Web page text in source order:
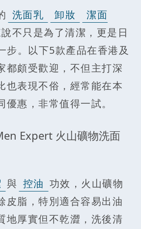
洗面乳 卸妝
潔面
說不只是為了清潔，更是日
步。以下5款產品在香港及
都頗受歡迎，不但主打深
也表現不俗，經常能在本
惠，非常值得一試。
Expert 火山礦物洗面
與 控油 功效，火山礦物
皮脂，特別適合容易出油
地厚實但不乾澀，洗後清